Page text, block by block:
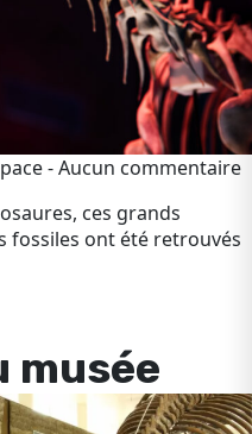
- Aucun commentaire
ces grands
fossiles ont été retrouvés
musée